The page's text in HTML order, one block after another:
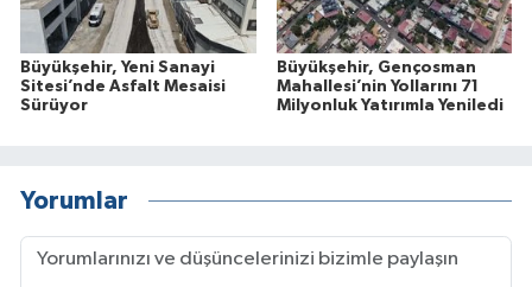
Büyükşehir, Yeni Sanayi
Sitesi’nde Asfalt Mesaisi
Sürüyor
Büyükşehir, Gençosman
Mahallesi’nin Yollarını 71
Milyonluk Yatırımla Yeniledi
Yorumlar